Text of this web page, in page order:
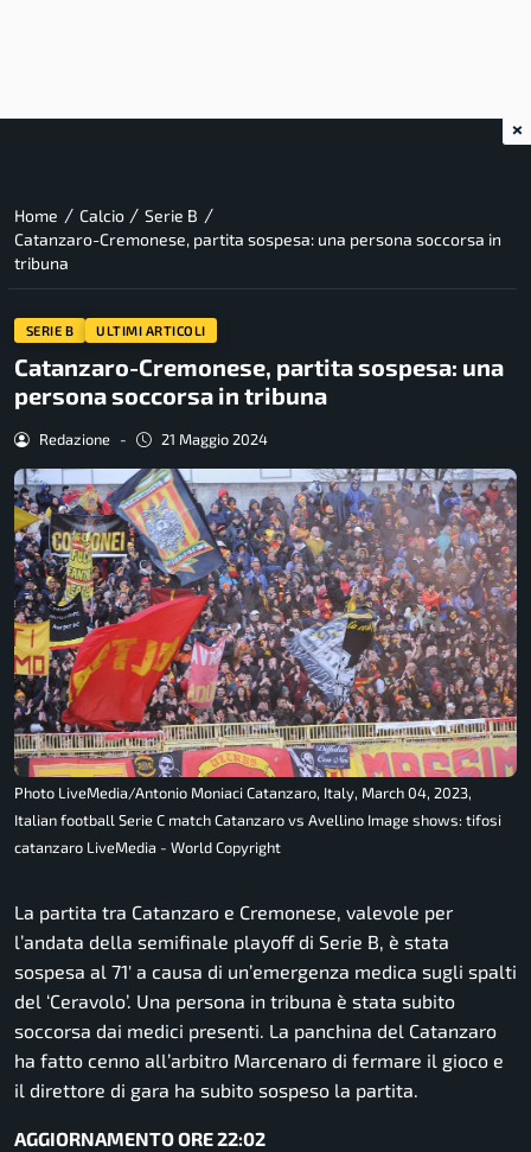
Home / Calcio / Serie B /
Catanzaro-Cremonese, partita sospesa: una persona soccorsa in
tribuna
SERIE B ULTIMI ARTICOLI
Catanzaro-Cremonese, partita sospesa: una
persona soccorsa in tribuna
Redazione - 21 Maggio 2024
Photo LiveMedia/Antonio Moniaci Catanzaro, Italy, March 04, 2023,
Italian football Serie C match Catanzaro vs Avellino Image shows: tifosi
catanzaro LiveMedia - World Copyright
La partita tra Catanzaro e Cremonese, valevole per
l’andata della semifinale playoff di Serie B, è stata
sospesa al 71′ a causa di un’emergenza medica sugli spalti
del ‘Ceravolo’. Una persona in tribuna è stata subito
soccorsa dai medici presenti. La panchina del Catanzaro
ha fatto cenno all’arbitro Marcenaro di fermare il gioco e
il direttore di gara ha subito sospeso la partita.
AGGIORNAMENTO ORE 22:02
×